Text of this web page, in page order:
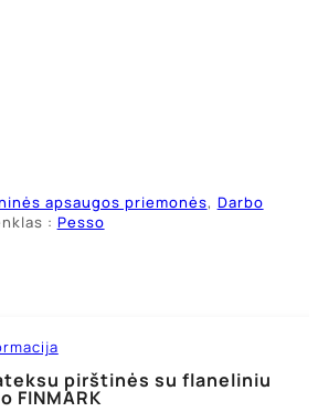
apsaugos priemonės, Darbo
: Pesso
pirštinės su flaneliniu
FINMARK